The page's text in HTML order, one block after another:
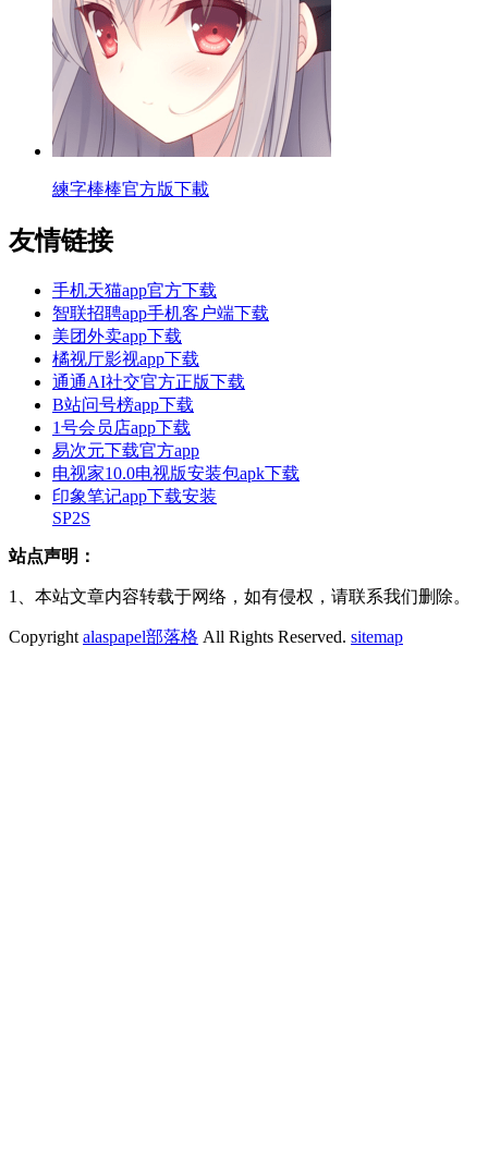
練字棒棒官方版下載
友情链接
手机天猫app官方下载
智联招聘app手机客户端下载
美团外卖app下载
橘视厅影视app下载
通通AI社交官方正版下载
B站问号榜app下载
1号会员店app下载
易次元下载官方app
电视家10.0电视版安装包apk下载
印象笔记app下载安装
SP2S
站点声明：
1、本站文章内容转载于网络，如有侵权，请联系我们删除。
Copyright alaspapel部落格 All Rights Reserved. sitemap